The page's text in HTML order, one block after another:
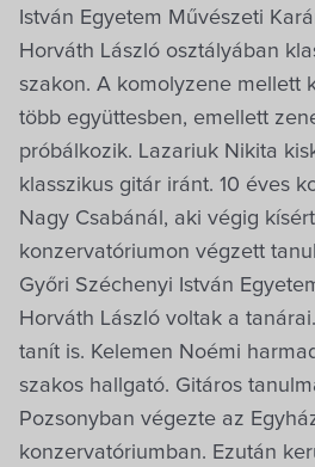
István Egyetem Művészeti
Horváth László osztályában
szakon. A komolyzene mellett
több együttesben, emellett
próbálkozik. Lazariuk Nikita
klasszikus gitár iránt. 10 éves
Nagy Csabánál, aki végig
konzervatóriumon végzett
Győri Széchenyi István
Horváth László voltak a
tanít is. Kelemen Noémi
szakos hallgató. Gitáros
Pozsonyban végezte az
konzervatóriumban. Ezután